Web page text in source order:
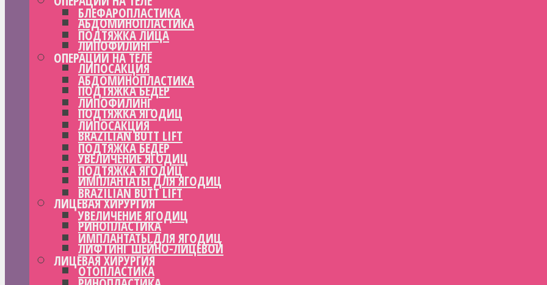
АБДОМИНОПЛАСТИКА
ЛИПОФИЛИНГ
ЛИПОСАКЦИЯ
ПОДТЯЖКА БЕДЕР
ПОДТЯЖКА ЯГОДИЦ
BRAZILIAN BUTT LIFT
УВЕЛИЧЕНИЕ ЯГОДИЦ
ИМПЛАНТАТЫ ДЛЯ ЯГОДИЦ
ЛИЦЕВАЯ ХИРУРГИЯ
РИНОПЛАСТИКА
ЛИФТИНГ ШЕЙНО-ЛИЦЕВОЙ
ОТОПЛАСТИКА
БЛЕФАРОПЛАСТИКА
ПОДТЯЖКА ЛИЦА
ОПЕРАЦИИ НА ТЕЛЕ
АБДОМИНОПЛАСТИКА
ЛИПОФИЛИНГ
ЛИПОСАКЦИЯ
ПОДТЯЖКА БЕДЕР
ПОДТЯЖКА ЯГОДИЦ
BRAZILIAN BUTT LIFT
УВЕЛИЧЕНИЕ ЯГОДИЦ
ИМПЛАНТАТЫ ДЛЯ ЯГОДИЦ
ЛИЦЕВАЯ ХИРУРГИЯ